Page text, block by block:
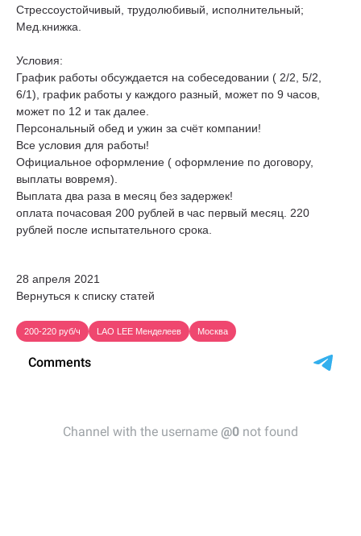
Стрессоустойчивый, трудолюбивый, исполнительный;
Мед.книжка.
Условия:
График работы обсуждается на собеседовании ( 2/2, 5/2,
6/1), график работы у каждого разный, может по 9 часов,
может по 12 и так далее.
Персональный обед и ужин за счёт компании!
Все условия для работы!
Официальное оформление ( оформление по договору,
выплаты вовремя).
Выплата два раза в месяц без задержек!
оплата почасовая 200 рублей в час первый месяц. 220
рублей после испытательного срока.
28 апреля 2021
Вернуться к списку статей
200-220 руб/ч LAO LEE Менделеев Москва